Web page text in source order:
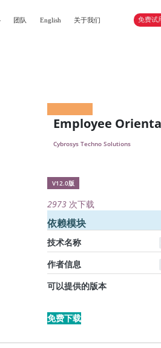
团队 English 关于我们 免费试
Employee
Cybrosys Techno Solutions
V12.0版
2973 次下载
依赖模块
技术名称
作者信息
可以提供的版本
免费下载